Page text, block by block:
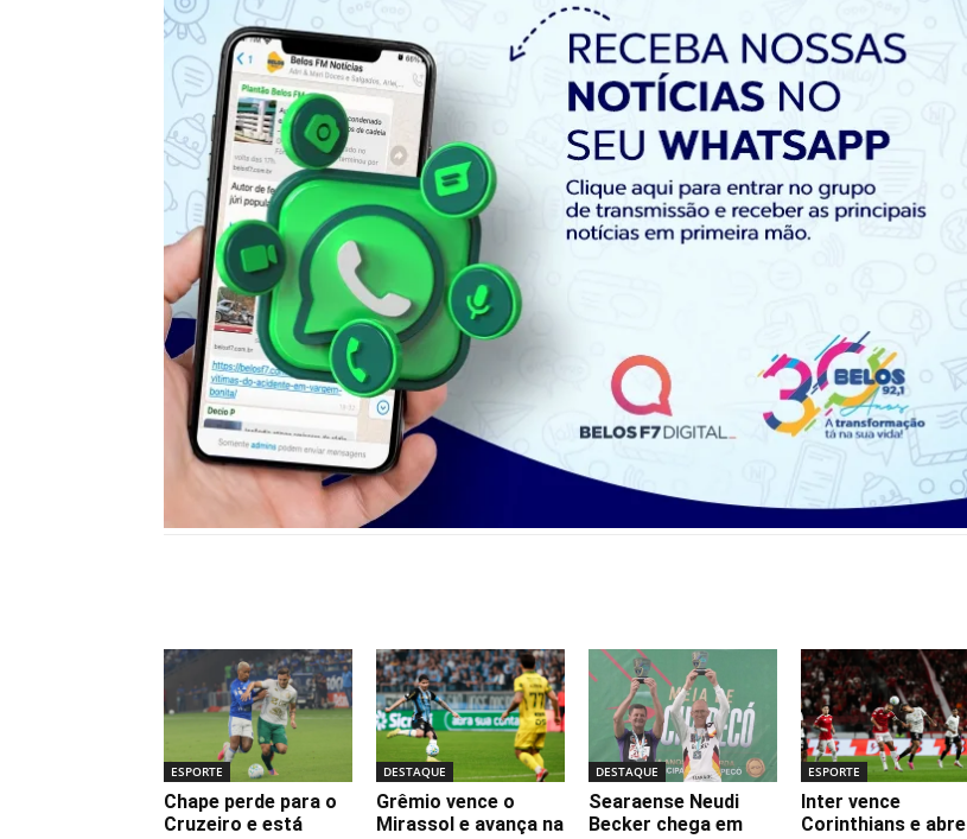
ESPORTE
Chape perde para o
Cruzeiro e está
DESTAQUE
Grêmio vence o
Mirassol e avança na
DESTAQUE
Searaense Neudi
Becker chega em
ESPORTE
Inter vence
Corinthians e abre